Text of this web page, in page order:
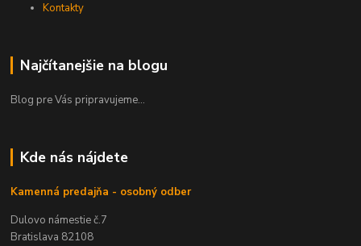
Kontakty
Najčítanejšie na blogu
Blog pre Vás pripravujeme...
Kde nás nájdete
Kamenná predajňa - osobný odber
Dulovo námestie č.7
Bratislava 82108